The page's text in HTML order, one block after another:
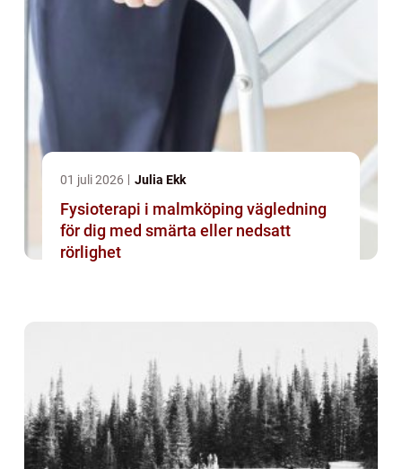
01 juli 2026 Julia Ekk
Fysioterapi i malmköping vägledning
för dig med smärta eller nedsatt
rörlighet